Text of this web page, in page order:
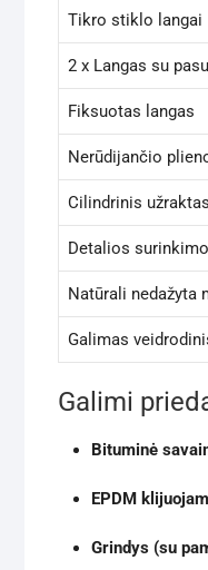
Tikro stiklo langai
2 x Langas su
Fiksuotas langas
Nerūdijančio
Cilindrinis
Detalios
Natūrali nedažyta
Galimas
Galimi
Bituminė
EPDM
Grindys (su